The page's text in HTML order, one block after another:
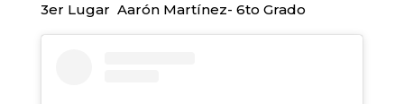
3er Lugar Aarón Martínez- 6to Grado